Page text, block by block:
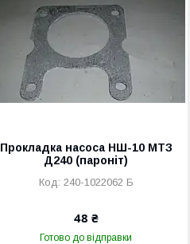
Прокладка насоса НШ-10 МТЗ
Д240 (пароніт)
240-1022062 Б
48 ₴
Готово до відправки